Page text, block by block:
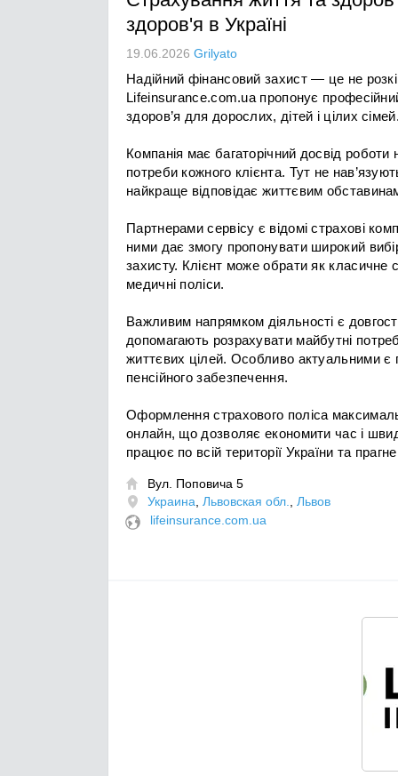
здоров'я в Україні
19.06.2026 Grilyato
Надійний фінансовий захист — це не
Lifeinsurance.com.ua пропонує
здоров’я для дорослих, дітей і цілих
Компанія має багаторічний досвід роботи
потреби кожного клієнта. Тут не
найкраще відповідає життєвим
Партнерами сервісу є відомі страхові
ними дає змогу пропонувати широкий
захисту. Клієнт може обрати як класичне
медичні поліси.
Важливим напрямком діяльності є
допомагають розрахувати майбутні
життєвих цілей. Особливо актуальними є
пенсійного забезпечення.
Оформлення страхового поліса
онлайн, що дозволяє економити час і
працює по всій території України та

Вул. Поповича 5
Украина
Львовская обл.
Львов
lifeinsurance.com.ua